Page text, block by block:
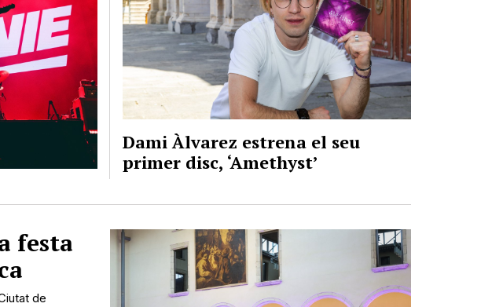
Dami Àlvarez estrena el seu
primer disc, ‘Amethyst’
festa
de